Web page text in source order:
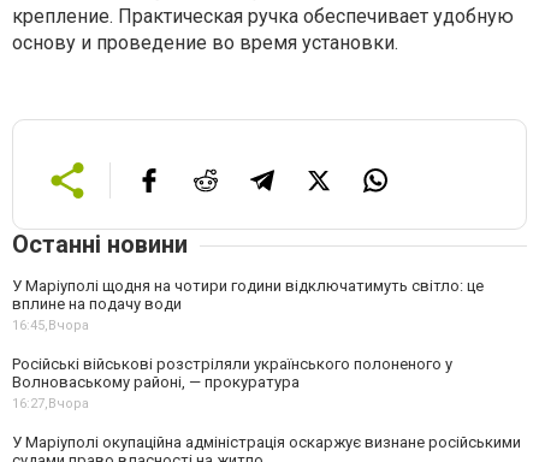
крепление. Практическая ручка обеспечивает удобную
основу и проведение во время установки.
Останні новини
У Маріуполі щодня на чотири години відключатимуть світло: це
вплине на подачу води
16:45,Вчора
Російські військові розстріляли українського полоненого у
Волноваському районі, — прокуратура
16:27,Вчора
У Маріуполі окупаційна адміністрація оскаржує визнане російськими